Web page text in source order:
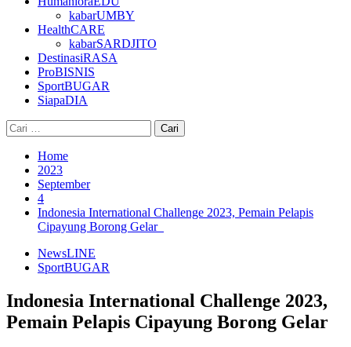
kabarUMBY
HealthCARE
kabarSARDJITO
DestinasiRASA
ProBISNIS
SportBUGAR
SiapaDIA
Cari
untuk:
Home
2023
September
4
Indonesia International Challenge 2023, Pemain Pelapis
Cipayung Borong Gelar
NewsLINE
SportBUGAR
Indonesia International Challenge 2023,
Pemain Pelapis Cipayung Borong Gelar